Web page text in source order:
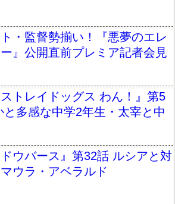
・監督勢揃い！『悪夢のエレ
』公開直前プレミア記者会見
ストレイドッグス わん！』第5
と多感な中学2年生・太宰と中
ドウバース』第32話 ルシアと対
ウラ・アベラルド